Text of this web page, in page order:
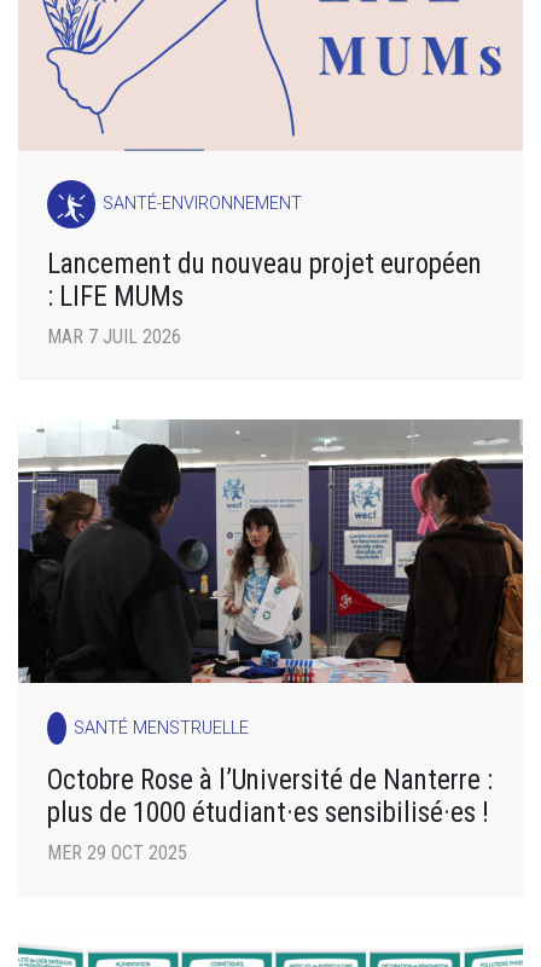
SANTÉ-ENVIRONNEMENT
Lancement du nouveau projet européen
: LIFE MUMs
MAR 7 JUIL 2026
SANTÉ MENSTRUELLE
Octobre Rose à l’Université de Nanterre :
plus de 1000 étudiant·es sensibilisé·es !
MER 29 OCT 2025